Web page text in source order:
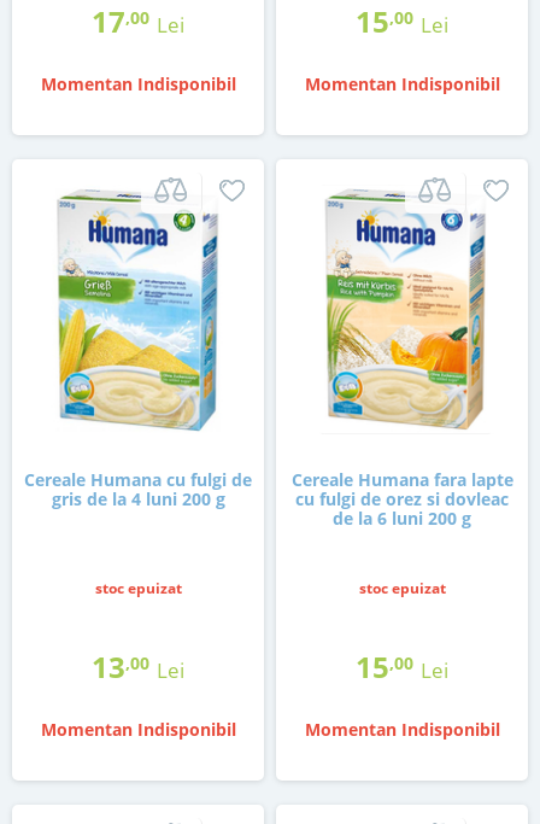
17,00 Lei
Momentan Indisponibil
15,00 Lei
Momentan Indisponibil
Cereale Humana cu fulgi de
gris de la 4 luni 200 g
stoc epuizat
13,00 Lei
Momentan Indisponibil
Cereale Humana fara lapte
cu fulgi de orez si dovleac
de la 6 luni 200 g
stoc epuizat
15,00 Lei
Momentan Indisponibil